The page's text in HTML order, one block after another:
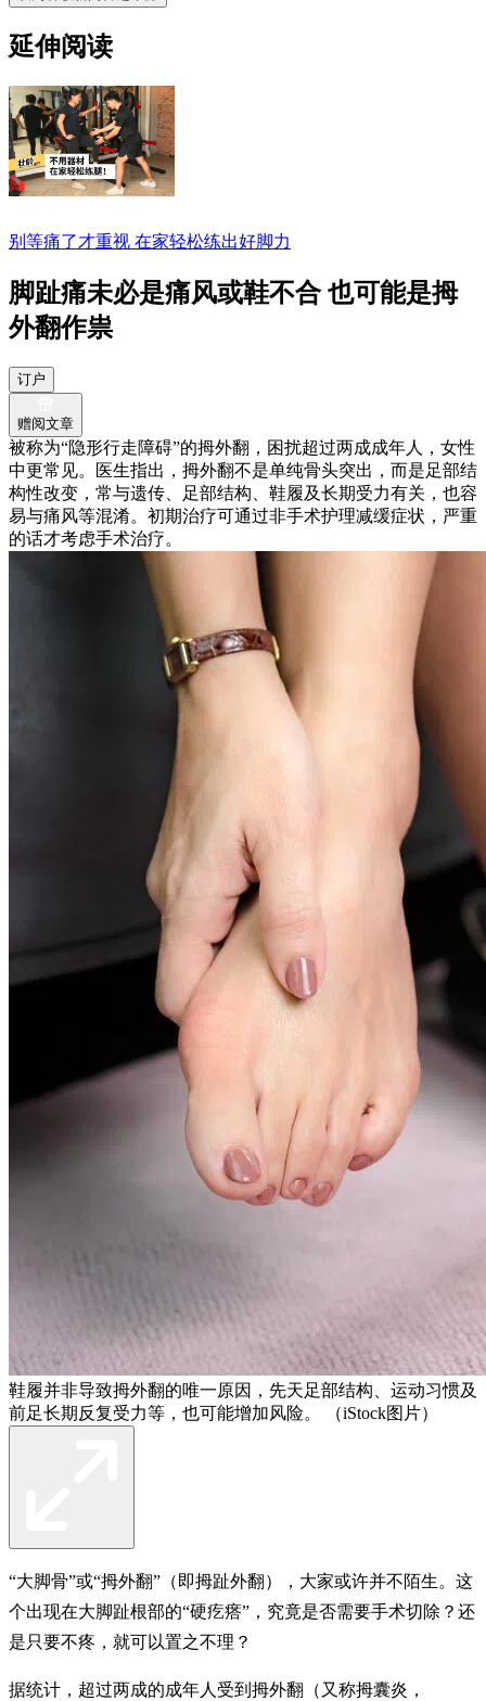
延伸阅读
别等痛了才重视 在家轻松练出好脚力
脚趾痛未必是痛风或鞋不合 也可能是拇
外翻作祟
订户
赠阅文章
被称为“隐形行走障碍”的拇外翻，困扰超过两成成年人，女性
中更常见。医生指出，拇外翻不是单纯骨头突出，而是足部结
构性改变，常与遗传、足部结构、鞋履及长期受力有关，也容
易与痛风等混淆。初期治疗可通过非手术护理减缓症状，严重
的话才考虑手术治疗。
鞋履并非导致拇外翻的唯一原因，先天足部结构、运动习惯及
前足长期反复受力等，也可能增加风险。 （iStock图片）
“大脚骨”或“拇外翻”（即拇趾外翻），大家或许并不陌生。这
个出现在大脚趾根部的“硬疙瘩”，究竟是否需要手术切除？还
是只要不疼，就可以置之不理？
据统计，超过两成的成年人受到拇外翻（又称拇囊炎，